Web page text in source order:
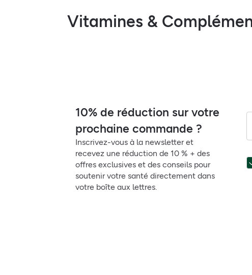
Vitamines &
10% de réduction sur votre
prochaine commande ?
Inscrivez-vous à la newsletter et
recevez une réduction de 10 % + des
offres exclusives et des conseils pour
soutenir votre santé directement dans
votre boîte aux lettres.